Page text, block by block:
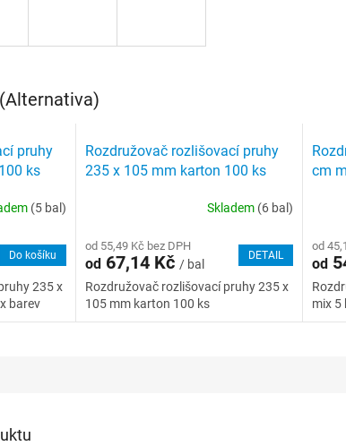
pruhy
ks
(5 bal)
Do košíku
235 x
barev
Rozdružovač rozlišovací pruhy
235 x 105 mm karton 100 ks
Skladem (6 bal)
od 55,49 Kč bez DPH
od 67,14 Kč/ bal
DETAIL
Rozdružovač rozlišovací pruhy 235 x
105 mm karton 100 ks
cm
od
od
mix 5